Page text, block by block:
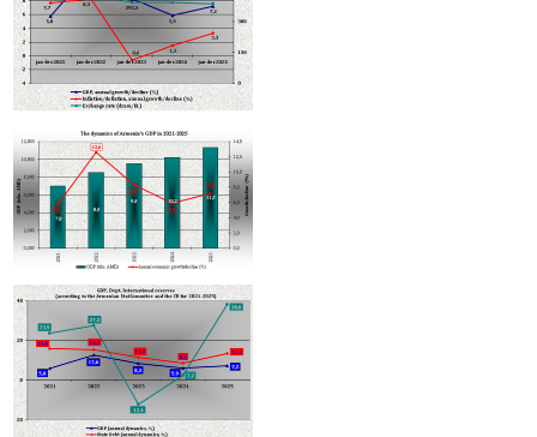
В Минэкономики обсудили совершенствование механизмов реализации программы